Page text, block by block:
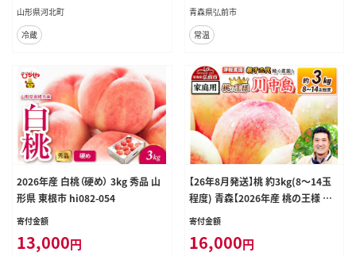
山形県河北町
冷蔵
果実 果物 青森 津軽 桃 白桃 美味]
青森県弘前市
常温
2026年産 白桃（硬め） 3kg 秀品 山
形県 東根市 hi082-054
寄付金額
13,000円
【26年8月発送】桃 約3kg(8～14玉
程度) 青森【2026年産 桃の王様 川
中島】もも 家庭用 果物 フルーツ く
[おいしい ピーチ フルーツ もも 果
寄付金額
16,000円